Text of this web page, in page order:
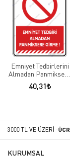
Emniyet Tedbirlerini
Almadan Panmiksere
Girme
40,31
3000 TL VE ÜZERİ -
KURUMSAL